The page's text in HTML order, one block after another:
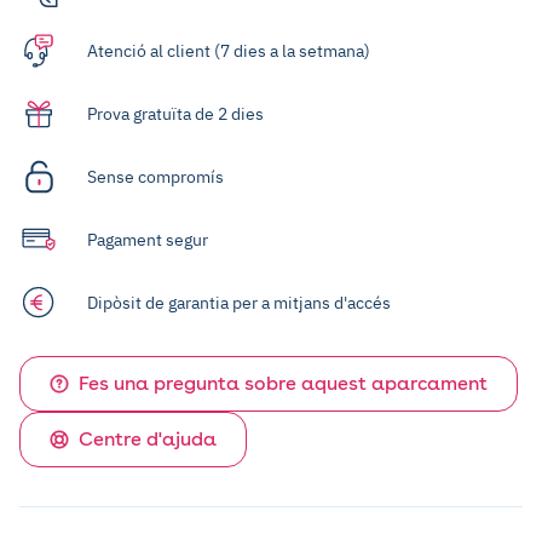
Atenció al client (7 dies a la setmana)
Prova gratuïta de 2 dies
Sense compromís
Pagament segur
Dipòsit de garantia per a mitjans d'accés
Fes una pregunta sobre aquest aparcament
Centre d'ajuda